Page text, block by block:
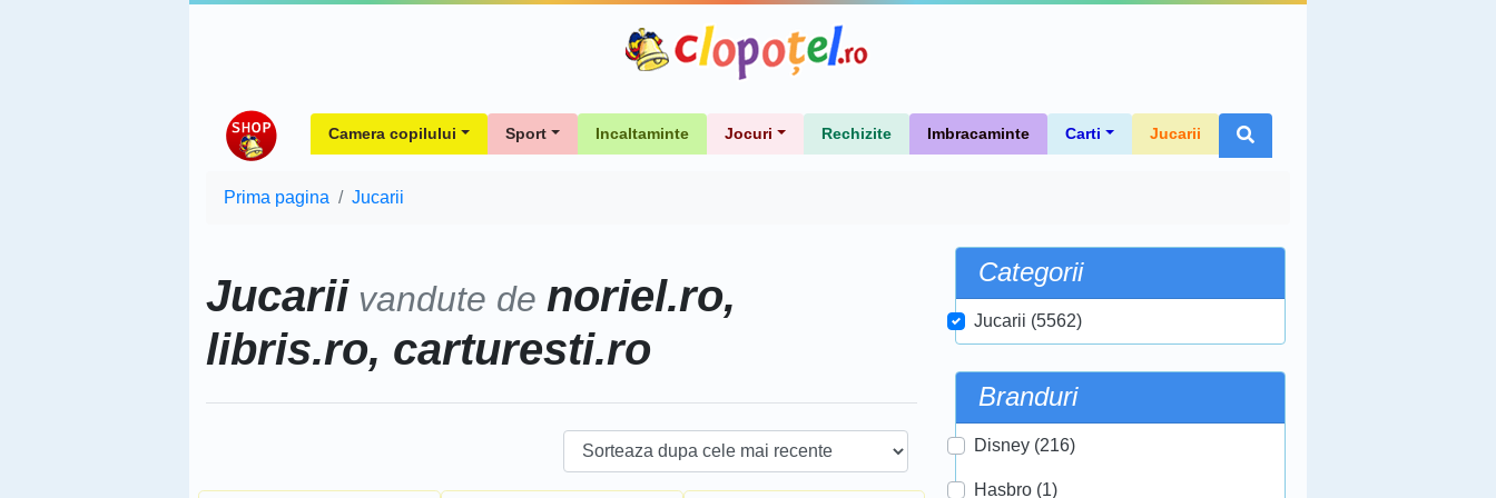
Camera copilului Sport Incaltaminte Jocuri Rechizite Imbracaminte Carti Jucarii
Prima pagina Jucarii
Jucarii vandute de noriel.ro,
libris.ro, carturesti.ro
Categorii
Jucarii (5562)
Branduri
Disney (216)
Hasbro (1)